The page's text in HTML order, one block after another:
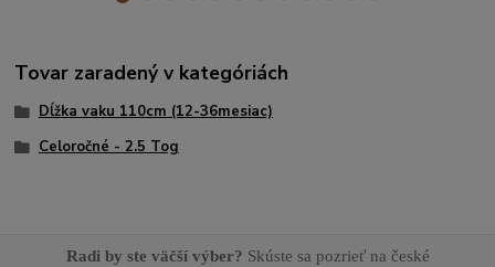
Tovar zaradený v kategóriách
Dĺžka vaku 110cm (12-36mesiac)
Celoročné - 2.5 Tog
Radi by ste väčší výber? Skúste sa pozrieť na české